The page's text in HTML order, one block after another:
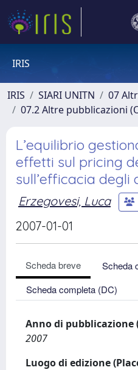
IRIS
IRIS SIARI UNITN
07
07.2 Altre pubblicazioni
L’equilibrio
effetti sul pricing
sull’efficacia degli
Erzegovesi, Luca
2007-01-01
Scheda breve
Scheda
Scheda completa (DC)
Anno di
2007
Luogo di edizione